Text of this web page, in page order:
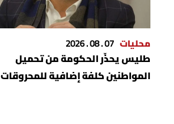
محليات 07 . 08 . 2026
طليس يحذّر الحكومة من تحميل
المواطنين كلفة إضافية للمحروقات